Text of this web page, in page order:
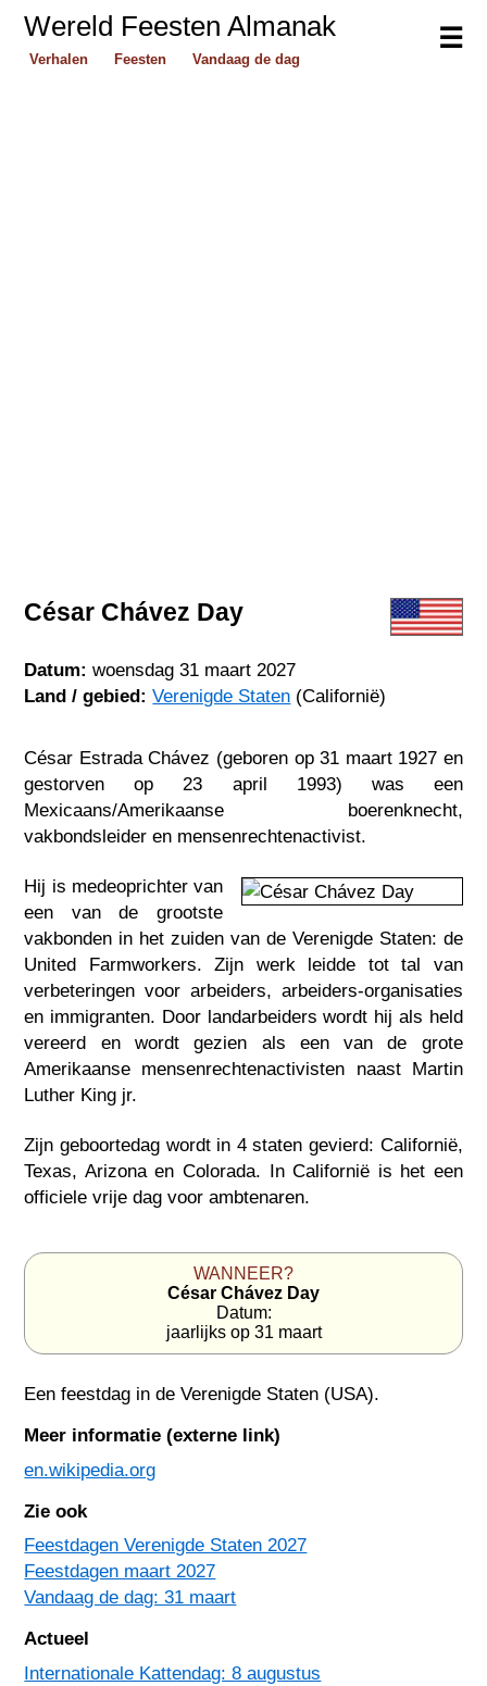
☰
Wereld Feesten Almanak
Verhalen Feesten Vandaag de dag
César Chávez Day
Datum: woensdag 31 maart 2027
Land / gebied: Verenigde Staten (Californië)
César Estrada Chávez (geboren op 31 maart 1927 en
gestorven op 23 april 1993) was een
Mexicaans/Amerikaanse boerenknecht,
vakbondsleider en mensenrechtenactivist.
Hij is medeoprichter van
een van de grootste
vakbonden in het zuiden van de Verenigde Staten: de
United Farmworkers. Zijn werk leidde tot tal van
verbeteringen voor arbeiders, arbeiders-organisaties
en immigranten. Door landarbeiders wordt hij als held
vereerd en wordt gezien als een van de grote
Amerikaanse mensenrechtenactivisten naast Martin
Luther King jr.
Zijn geboortedag wordt in 4 staten gevierd: Californië,
Texas, Arizona en Colorada. In Californië is het een
officiele vrije dag voor ambtenaren.
WANNEER?
César Chávez Day
Datum:
jaarlijks op 31 maart
Een feestdag inde Verenigde Staten (USA).
Meer informatie (externe link)
en.wikipedia.org
Zie ook
Feestdagen Verenigde Staten 2027
Feestdagen maart 2027
Vandaag de dag: 31 maart
Actueel
Internationale Kattendag: 8 augustus